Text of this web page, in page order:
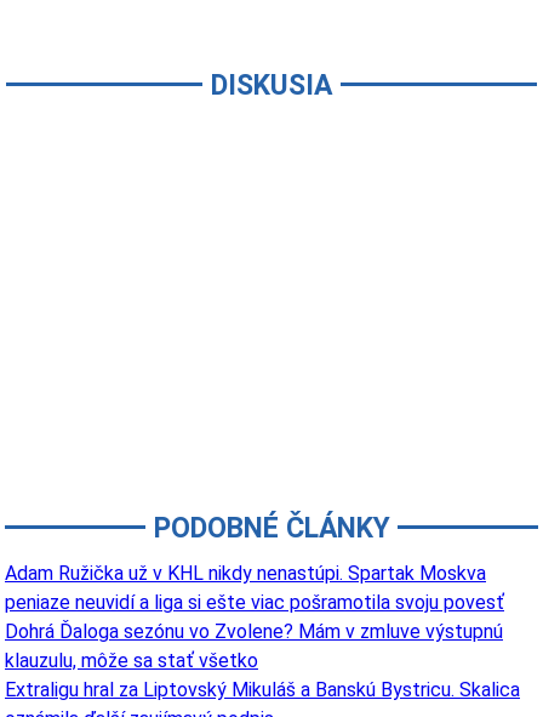
DISKUSIA
PODOBNÉ ČLÁNKY
Adam Ružička už v KHL nikdy nenastúpi. Spartak Moskva
peniaze neuvidí a liga si ešte viac pošramotila svoju povesť
Dohrá Ďaloga sezónu vo Zvolene? Mám v zmluve výstupnú
klauzulu, môže sa stať všetko
Extraligu hral za Liptovský Mikuláš a Banskú Bystricu. Skalica